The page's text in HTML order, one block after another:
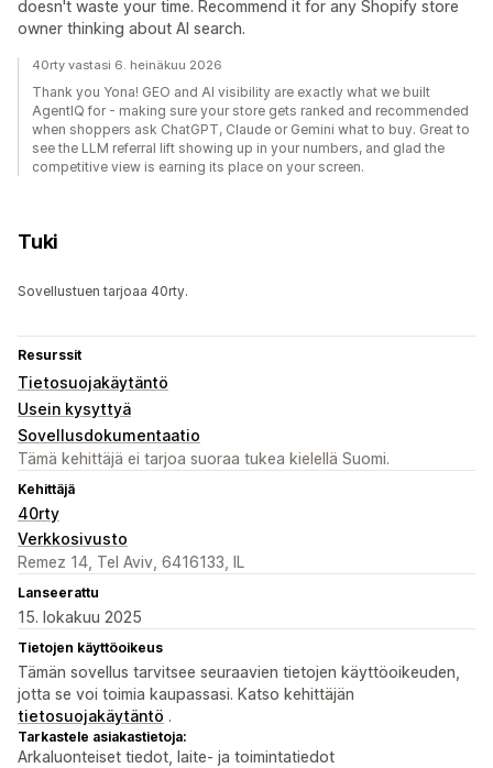
doesn't waste your time. Recommend it for any Shopify store
owner thinking about AI search.
40rty vastasi 6. heinäkuu 2026
Thank you Yona! GEO and AI visibility are exactly what we built
AgentIQ for - making sure your store gets ranked and recommended
when shoppers ask ChatGPT, Claude or Gemini what to buy. Great to
see the LLM referral lift showing up in your numbers, and glad the
competitive view is earning its place on your screen.
Tuki
Sovellustuen tarjoaa 40rty.
Resurssit
Tietosuojakäytäntö
Usein kysyttyä
Sovellusdokumentaatio
Tämä kehittäjä ei tarjoa suoraa tukea kielellä Suomi.
Kehittäjä
40rty
Verkkosivusto
Remez 14, Tel Aviv, 6416133, IL
Lanseerattu
15. lokakuu 2025
Tietojen käyttöoikeus
Tämän sovellus tarvitsee seuraavien tietojen käyttöoikeuden,
jotta se voi toimia kaupassasi. Katso kehittäjän
tietosuojakäytäntö .
Tarkastele asiakastietoja:
Arkaluonteiset tiedot, laite- ja toimintatiedot